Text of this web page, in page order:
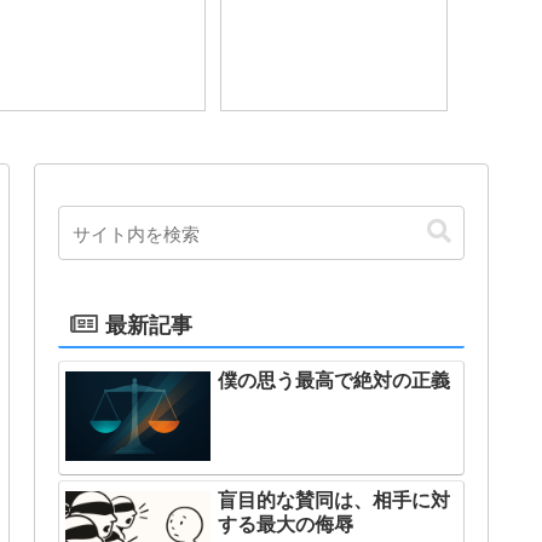
最新記事
僕の思う最高で絶対の正義
盲目的な賛同は、相手に対
する最大の侮辱